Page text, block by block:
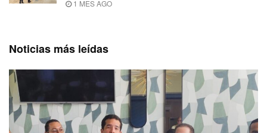
1 MES AGO
Noticias más leídas